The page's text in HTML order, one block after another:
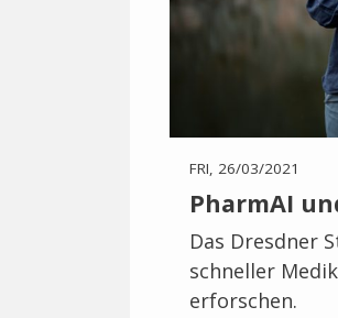
FRI, 26/03/2021
PharmAI
Das Dresdner
schneller
erforschen.